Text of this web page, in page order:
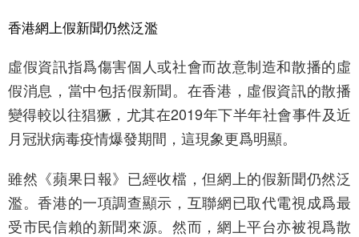
香港網上假新聞仍然泛濫
虛假資訊指爲傷害個人或社會而故意制造和散播的虛
假消息，當中包括假新聞。在香港，虛假資訊的散播
變得較以往猖獗，尤其在2019年下半年社會事件及近
月冠狀病毒疫情爆發期間，這現象更爲明顯。
雖然《蘋果日報》已經收檔，但網上的假新聞仍然泛
濫。香港的一項調查顯示，互聯網已取代電視成爲最
受市民信賴的新聞來源。然而，網上平台亦被視爲散